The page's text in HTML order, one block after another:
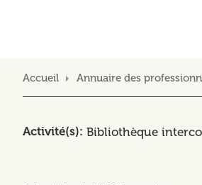
Accueil Annuaire des
Activité(s) Bibliothèque